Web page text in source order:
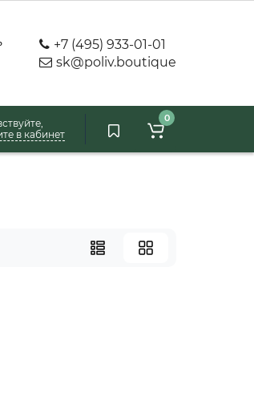
+7 (495) 933-01-01
sk@poliv.boutique
в кабинет
0